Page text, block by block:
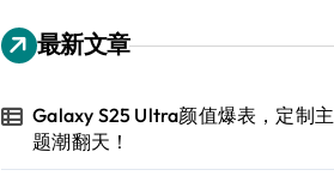
最新文章
Galaxy S25 Ultra颜值爆表，定制主
题潮翻天！